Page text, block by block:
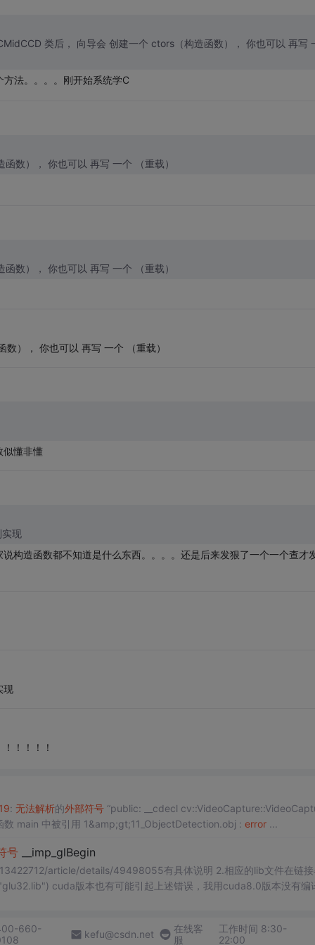
类后， 向导会 创建一个 ctors（构造函数）， 你也可以 再写
法。。。。刚开始系统学C
数）， 你也可以 再写 一个 （重载）
数）， 你也可以 再写 一个 （重载）
）， 你也可以 再写 一个 （重载）
似懂非懂
现
构造函数都不知道是什么东西。。。。还是后来发狠了一个一个查才
现
！！！！
: 无法解析的外部符号“public: __cdecl
在函数 main 中被引用 1&amp;gt;11_ObjectDetection.obj : error...
号__imp_glBegin
article/details/49498055有具体说明 2.相应的lib文件在链接
版本没有编译过
660-
kefu@csdn.net
在线客
服
工作时间 8:30-
22:00